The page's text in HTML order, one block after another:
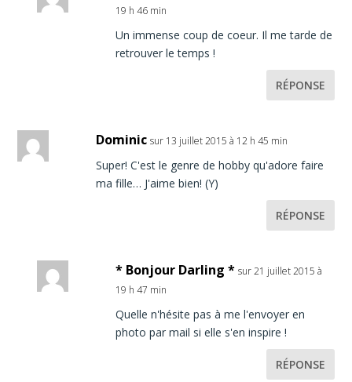
19 h 46 min
Un immense coup de coeur. Il me tarde de
retrouver le temps !
RÉPONSE
Dominic sur 13 juillet 2015 à 12 h 45 min
Super! C'est le genre de hobby qu'adore faire
ma fille… J'aime bien! (Y)
RÉPONSE
* Bonjour Darling * sur 21 juillet 2015 à
19 h 47 min
Quelle n'hésite pas à me l'envoyer en
photo par mail si elle s'en inspire !
RÉPONSE